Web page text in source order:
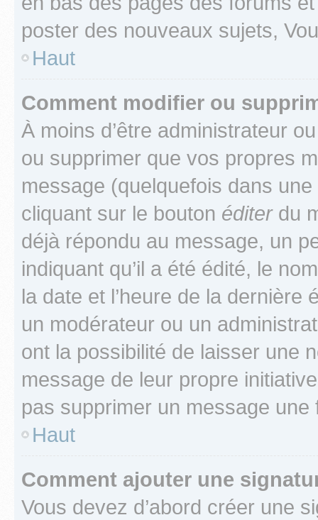
poster des nouveaux sujets,
Haut
Comment modifier ou
À moins d’être administrateur
ou supprimer que vos propres
message (quelquefois dans
cliquant sur le bouton éditerdu
déjà répondu au message, un
indiquant qu’il a été édité, le
la date et l’heure de la dernière
un modérateur ou un
ont la possibilité de laisser une
message de leur propre
pas supprimer un message une
Haut
Comment ajouter une
Vous devez d’abord créer une